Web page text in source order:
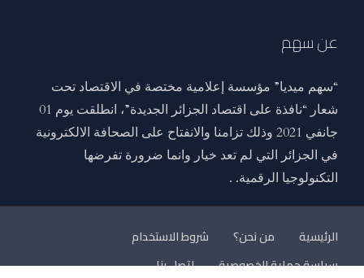
عن سهم
“سهم ميديا” مؤسسة إعلامية مختصة في الاقتصاد تحت
شعار “نافذة على اقتصاد الجزائر الجديدة”، انطلقت يوم 01
جانفي 2021 وذلك تزامنا والانفتاح على الصحافة الالكترونية
في الجزائر التي لم تعد خيار وانما ضرورة تفرضها
التكنولوجيا الرقمية. .
الرئيسية من نحن؟
شروط الاستخدام
سياسة حماية الخصوصية
اتصل بنا